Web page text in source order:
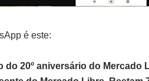
é este:
do 20º aniversário do